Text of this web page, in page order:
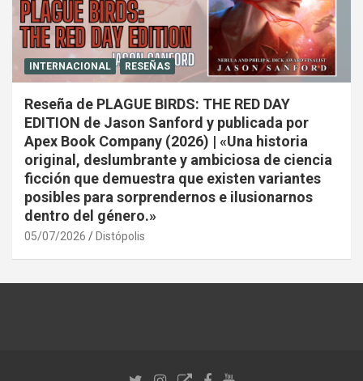
INTERNACIONAL RESEÑAS
Reseña de PLAGUE BIRDS: THE RED DAY
EDITION de Jason Sanford y publicada por
Apex Book Company (2026) | «Una historia
original, deslumbrante y ambiciosa de ciencia
ficción que demuestra que existen variantes
posibles para sorprendernos e ilusionarnos
dentro del género.»
05/07/2026 Distópolis